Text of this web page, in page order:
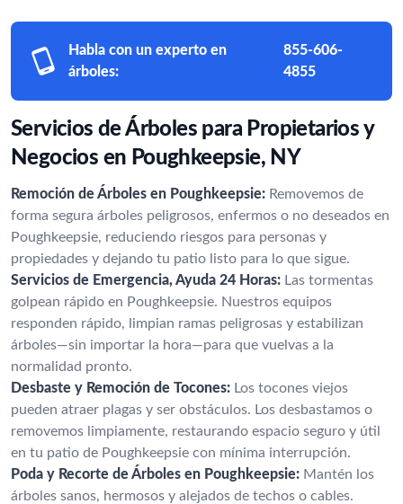
Habla con un experto en
árboles:
855-606-
4855
Servicios de Árboles para Propietarios y
Negocios en Poughkeepsie, NY
Remoción de Árboles en Poughkeepsie: Removemos de
forma segura árboles peligrosos, enfermos o no deseados en
Poughkeepsie, reduciendo riesgos para personas y
propiedades y dejando tu patio listo para lo que sigue.
Servicios de Emergencia, Ayuda 24 Horas: Las tormentas
golpean rápido en Poughkeepsie. Nuestros equipos
responden rápido, limpian ramas peligrosas y estabilizan
árboles—sin importar la hora—para que vuelvas a la
normalidad pronto.
Desbaste y Remoción de Tocones: Los tocones viejos
pueden atraer plagas y ser obstáculos. Los desbastamos o
removemos limpiamente, restaurando espacio seguro y útil
en tu patio de Poughkeepsie con mínima interrupción.
Poda y Recorte de Árboles en Poughkeepsie: Mantén los
árboles sanos, hermosos y alejados de techos o cables.